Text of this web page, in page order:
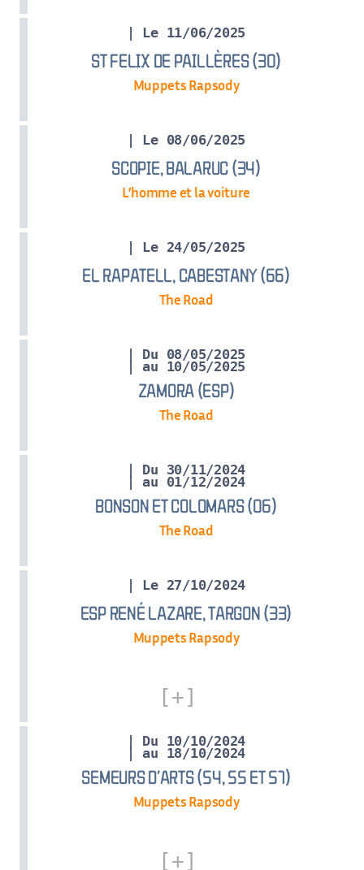
| Le 11/06/2025
ST FELIX DE PAILLÈRES (30)
Muppets Rapsody
| Le 08/06/2025
SCOPIE, BALARUC (34)
L’homme et la voiture
| Le 24/05/2025
EL RAPATELL, CABESTANY (66)
The Road
| Du 08/05/2025
ZAMORA (ESP)
| au 10/05/2025
The Road
| Du 30/11/2024
BONSON ET COLOMARS (06)
| au 01/12/2024
The Road
| Le 27/10/2024
ESP RENÉ LAZARE, TARGON (33)
Muppets Rapsody
| Du 10/10/2024
SEMEURS D’ARTS (54, 55 ET 57)
| au 18/10/2024
Muppets Rapsody